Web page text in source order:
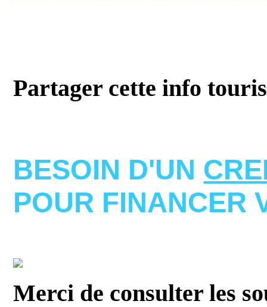
Partager cette info
BESOIN D'UN
POUR FINANCER
Merci de consulter les